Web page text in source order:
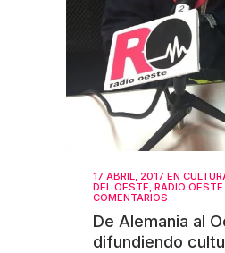
17 ABRIL, 2017 EN
DEL OESTE, RADIO OESTE
COMENTARIOS
De Alemania al
difundiendo